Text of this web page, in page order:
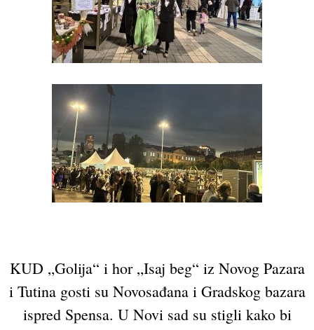
KUD „Golija“ i hor „Isaj beg“ iz Novog Pazara
i Tutina gosti su Novosađana i Gradskog bazara
ispred Spensa. U Novi sad su stigli kako bi